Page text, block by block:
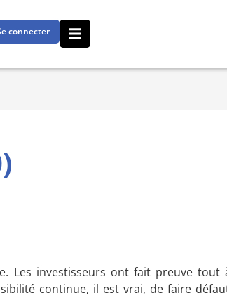
connecter
Les investisseurs ont fait preuve tout
continue, il est vrai, de faire